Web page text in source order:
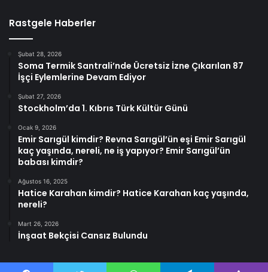
Rastgele Haberler
Şubat 28, 2026
Soma Termik Santrali’nde Ücretsiz İzne Çıkarılan 87
İşçi Eylemlerine Devam Ediyor
Şubat 27, 2026
Stockholm’da 1. Kıbrıs Türk Kültür Günü
Ocak 9, 2026
Emir Sarıgül kimdir? Revna Sarıgül’ün eşi Emir Sarıgül
kaç yaşında, nereli, ne iş yapıyor? Emir Sarıgül’ün
babası kimdir?
Ağustos 16, 2025
Hatice Karahan kimdir? Hatice Karahan kaç yaşında,
nereli?
Mart 26, 2026
İnşaat Bekçisi Cansız Bulundu